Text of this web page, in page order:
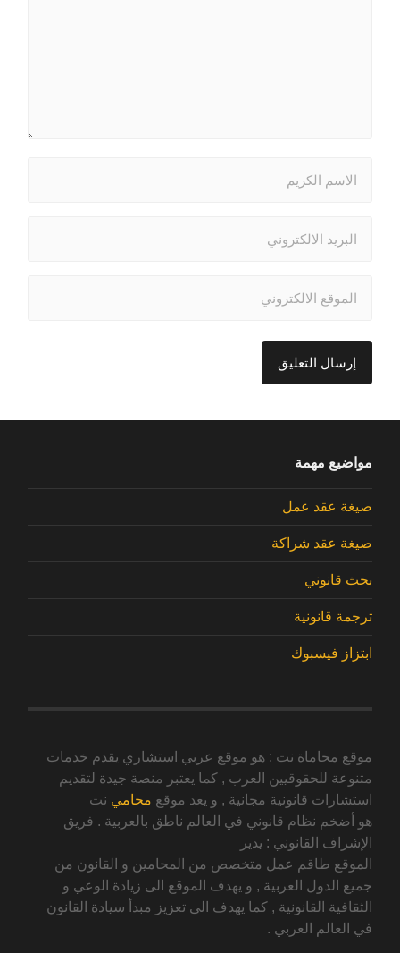
مواضيع مهمة
صيغة عقد عمل
صيغة عقد شراكة
بحث قانوني
ترجمة قانونية
ابتزاز فيسبوك
موقع محاماة نت : هو موقع عربي استشاري يقدم خدمات
متنوعة للحقوقيين العرب , كما يعتبر منصة جيدة لتقديم
استشارات قانونية مجانية , و يعد موقع محامي نت
هو أضخم نظام قانوني في العالم ناطق بالعربية . فريق
الإشراف القانوني : يدير
الموقع طاقم عمل متخصص من المحامين و القانون من
جميع الدول العربية , و يهدف الموقع الى زيادة الوعي و
الثقافية القانونية , كما يهدف الى تعزيز مبدأ سيادة القانون
في العالم العربي .